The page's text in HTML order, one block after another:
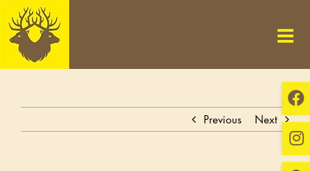
Skip
to
content
Previous Next